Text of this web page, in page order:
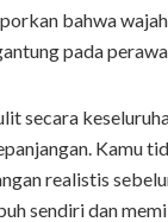
bahwa
pada
secara
Kamu
realistis
sendiri dan